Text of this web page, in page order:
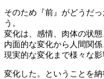
そのため『前』がどうだ
う。
変化は、感情、肉体の状
内面的な変化から人間関係
現実的な変化まで様々な影
変化した。ということを